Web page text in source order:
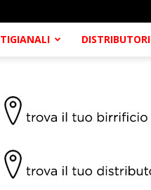
DISTRIBUTORI